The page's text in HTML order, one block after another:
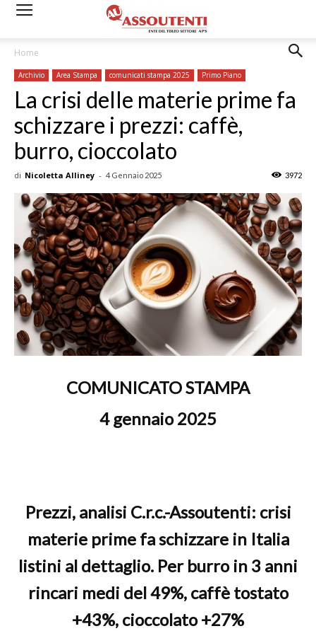
Home
Archivio Area Stampa comunicati stampa 2025 Primo Piano
La crisi delle materie prime fa
schizzare i prezzi: caffè,
burro, cioccolato
di Nicoletta Alliney - 4 Gennaio 2025 3972
COMUNICATO STAMPA
4 gennaio 2025
Prezzi, analisi C.r.c.-Assoutenti: crisi
materie prime fa schizzare in Italia
listini al dettaglio. Per burro in 3 anni
rincari medi del 49%, caffè tostato
+43%, cioccolato +27%